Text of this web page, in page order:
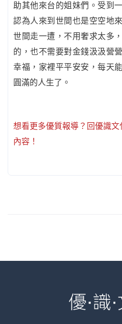
助其他來台的姐妹們。受到
認為人來到世間也是空空地
世間走一遭，不用奢求太多
的，也不需要對金錢汲汲營
幸福，家裡平平安安，每天
圓滿的人生了。
想看更多優質報導？回優識
內容！